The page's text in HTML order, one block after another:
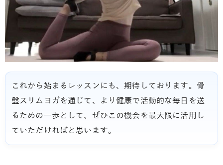
これから始まるレッスンにも、期待しております。骨
盤スリムヨガを通じて、より健康で活動的な毎日を送
るための一歩として、ぜひこの機会を最大限に活用し
ていただければと思います。